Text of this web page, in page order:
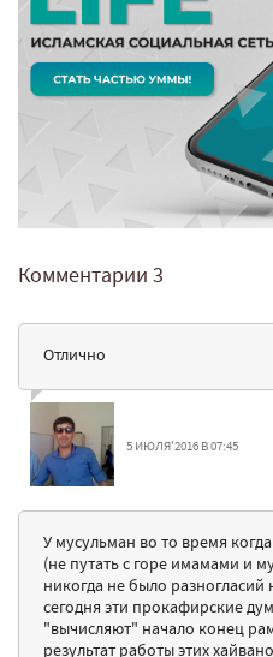
Комментарии 3
Отлично
5 ИЮЛЯ'2016 В 07:45
У мусульман во то время
(не путать с горе имамами и
никогда не было
сегодня эти прокафирские
"вычисляют" начало конец
результат работы этих